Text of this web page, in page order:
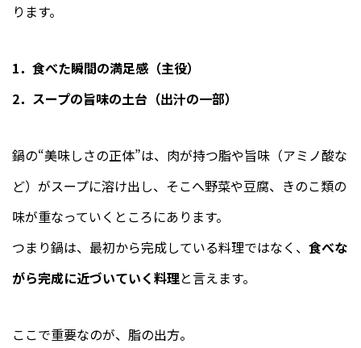
ります。
1．食べた瞬間の満足感（主役）
2．スープの旨味の土台（出汁の一部）
鍋の“美味しさの正体”は、肉が持つ脂や旨味（アミノ酸な
ど）がスープに溶け出し、そこへ野菜や豆腐、きのこ類の
味が重なっていくところにあります。
つまり鍋は、最初から完成している料理ではなく、 食べな
がら完成に近づいていく料理と言えます。
ここで重要なのが、脂の出方。